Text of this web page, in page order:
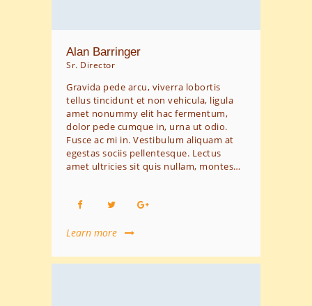
Alan Barringer
Sr. Director
Gravida pede arcu, viverra lobortis
tellus tincidunt et non vehicula, ligula
amet nonummy elit hac fermentum,
dolor pede cumque in, urna ut odio.
Fusce ac mi in. Vestibulum aliquam at
egestas sociis pellentesque. Lectus
amet ultricies sit quis nullam, montes…
Learn more